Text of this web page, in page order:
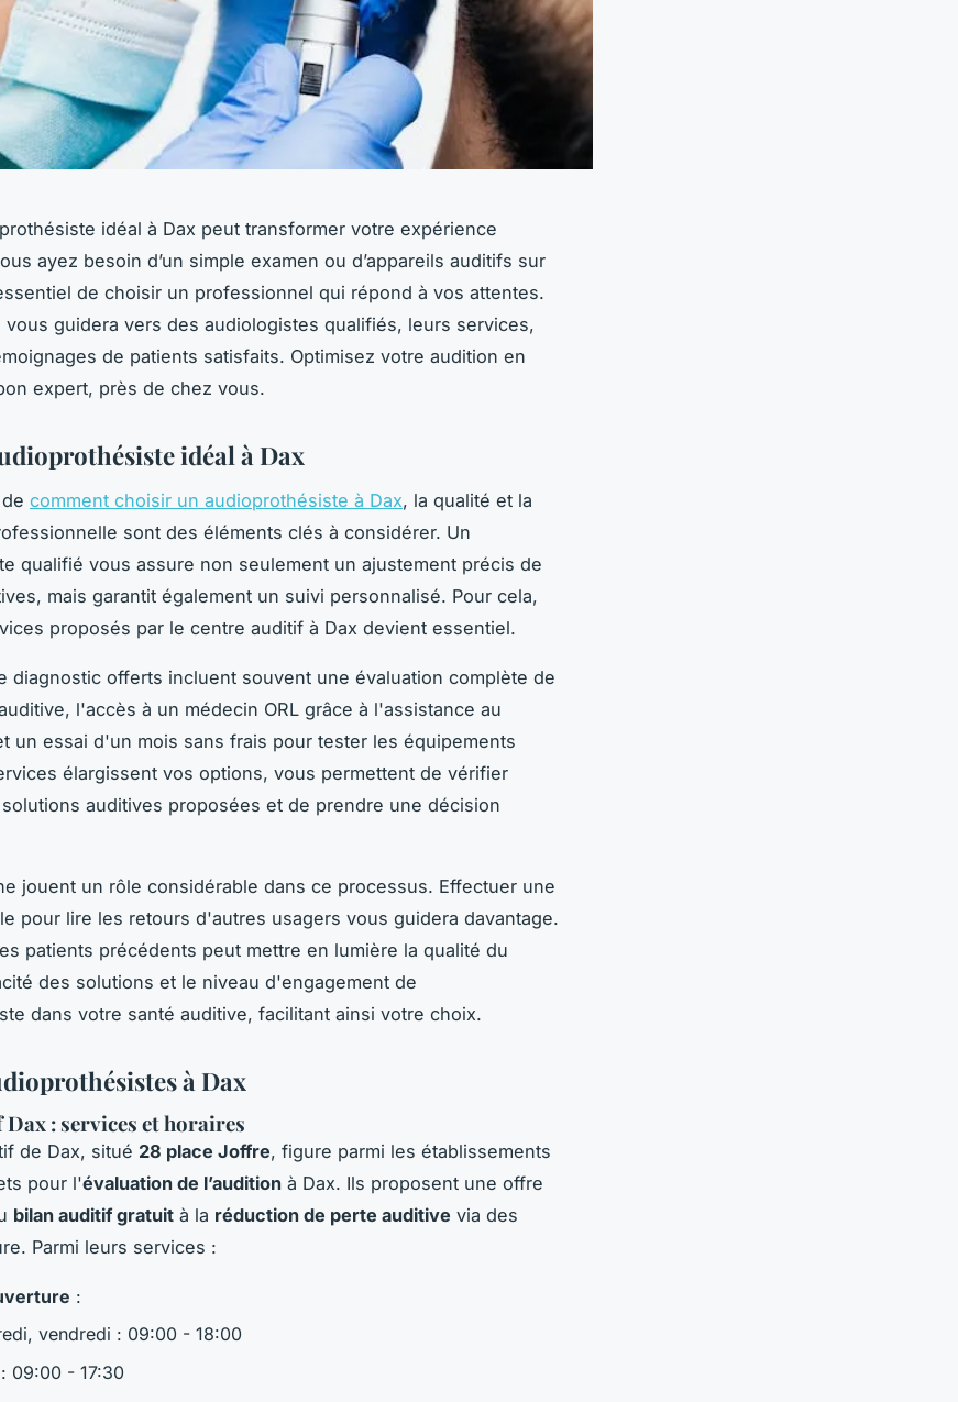
idéal à Dax peut transformer votre expérience
ayez besoin d’un simple examen ou d’appareils auditifs sur
de choisir un professionnel qui répond à vos attentes.
vous guidera vers des audiologistes qualifiés, leurs services,
de patients satisfaits. Optimisez votre audition en
expert, près de chez vous.
idéal à Dax
comment choisir un audioprothésiste à Dax, la qualité et la
sont des éléments clés à considérer. Un
qualifié vous assure non seulement un ajustement précis de
mais garantit également un suivi personnalisé. Pour cela,
proposés par le centre auditif à Dax devient essentiel.
diagnostic offerts incluent souvent une évaluation complète de
l'accès à un médecin ORL grâce à l'assistance au
un essai d'un mois sans frais pour tester les équipements
élargissent vos options, vous permettent de vérifier
auditives proposées et de prendre une décision
jouent un rôle considérable dans ce processus. Effectuer une
pour lire les retours d'autres usagers vous guidera davantage.
patients précédents peut mettre en lumière la qualité du
des solutions et le niveau d'engagement de
dans votre santé auditive, facilitant ainsi votre choix.
à Dax
: services et horaires
de Dax, situé 28 place Joffre, figure parmi les établissements
pour l'évaluation de l’audition à Dax. Ils proposent une offre
bilan auditif gratuit à la réduction de perte auditive via des
Parmi leurs services :
:
vendredi : 09:00 - 18:00
09:00 - 17:30